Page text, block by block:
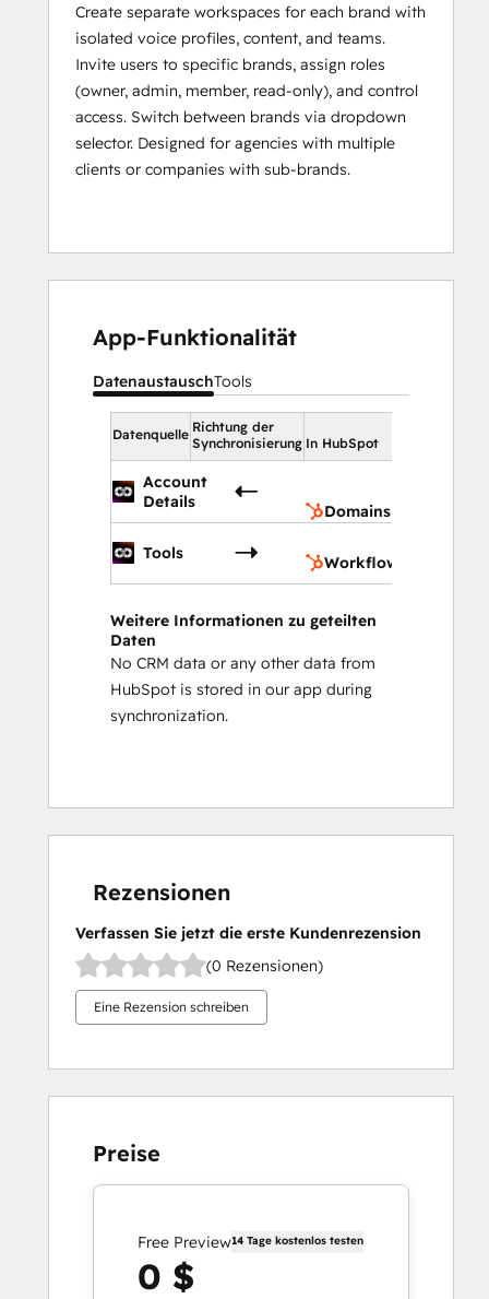
Create separate workspaces for each brand with
isolated voice profiles, content, and teams.
Invite users to specific brands, assign roles
(owner, admin, member, read-only), and control
access. Switch between brands via dropdown
selector. Designed for agencies with multiple
clients or companies with sub-brands.
App-Funktionalität
DatenaustauschTools
Datenquelle Richtung der
Synchronisierung In HubSpot
Account
Details
Domains (CMS)
Tools
Workflows
Weitere Informationen zu geteilten
Daten
No CRM data or any other data from
HubSpot is stored in our app during
synchronization.
Rezensionen
Verfassen Sie jetzt die erste Kundenrezension
(0 Rezensionen)
Eine Rezension schreiben
Preise
Free Preview14 Tage kostenlos testen
0 $